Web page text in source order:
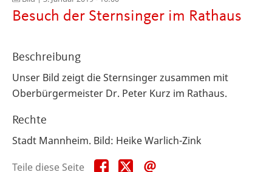
Besuch der Sternsinger im Rathaus
Beschreibung
Unser Bild zeigt die Sternsinger zusammen mit
Oberbürgermeister Dr. Peter Kurz im Rathaus.
Rechte
Stadt Mannheim. Bild: Heike Warlich-Zink
Teile diese Seite
Teile Teile